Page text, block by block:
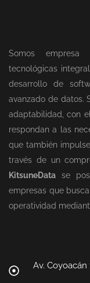
Somos empresa
tecnológicas
desarrollo de
avanzado de datos.
adaptabilidad, con
respondan a las
que también
través de un
KitsuneData se
empresas que
operatividad
Av.